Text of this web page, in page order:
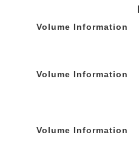
Volume Information
Volume Information
Volume Information